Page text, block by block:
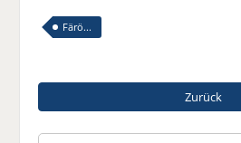
Färö...
Zurück